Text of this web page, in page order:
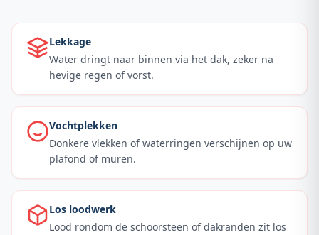
Lekkage
Water dringt naar binnen via het dak, zeker na
hevige regen of vorst.
Vochtplekken
Donkere vlekken of waterringen verschijnen op uw
plafond of muren.
Los loodwerk
Lood rondom de schoorsteen of dakranden zit los